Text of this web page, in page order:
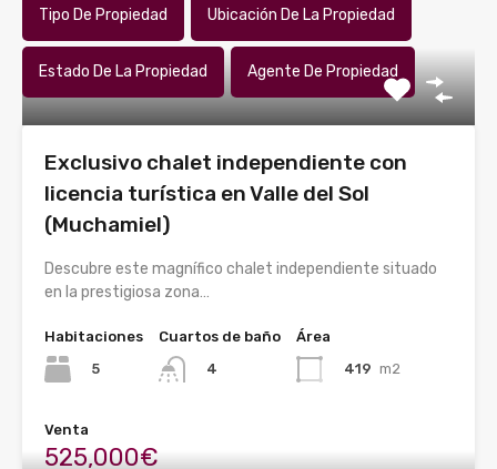
Tipo De Propiedad Ubicación De La Propiedad
Estado De La Propiedad Agente De Propiedad
Exclusivo chalet independiente con
licencia turística en Valle del Sol
(Muchamiel)
Descubre este magnífico chalet independiente situado
en la prestigiosa zona…
Habitaciones
5
Cuartos de baño
4
Área
419 m2
Venta
525,000€